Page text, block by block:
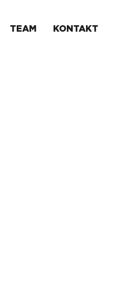
Zum
Hauptinhalt
TEAM KONTAKT